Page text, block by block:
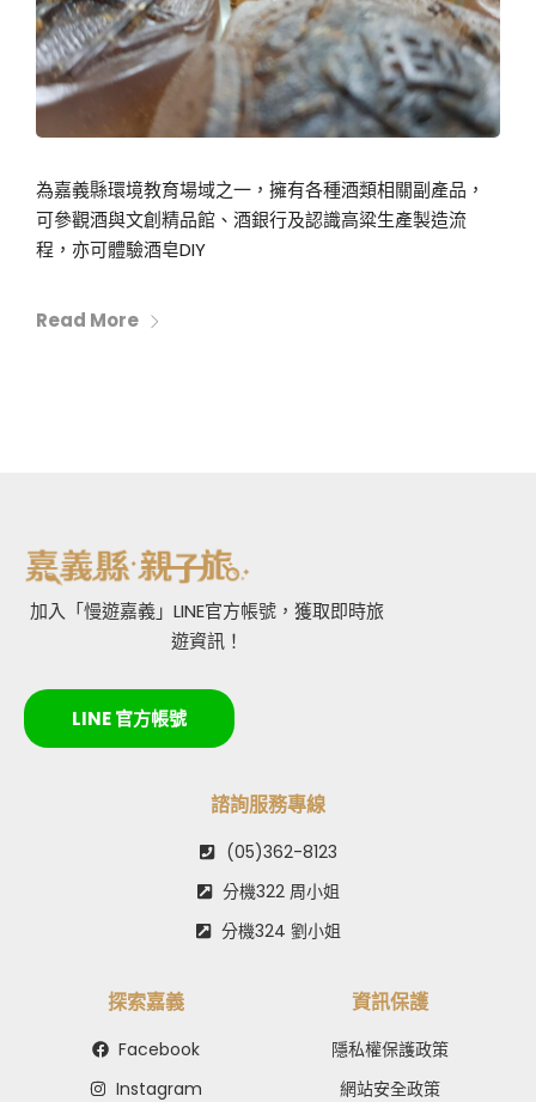
為嘉義縣環境教育場域之一，擁有各種酒類相關副產品，
可參觀酒與文創精品館、酒銀行及認識高粱生產製造流
程，亦可體驗酒皂DIY
Read More
加入「慢遊嘉義」LINE官方帳號，獲取即時旅
遊資訊！
LINE 官方帳號
諮詢服務專線
(05)362-8123
分機322 周小姐
分機324 劉小姐
探索嘉義
Facebook
Instagram
資訊保護
隱私權保護政策
網站安全政策